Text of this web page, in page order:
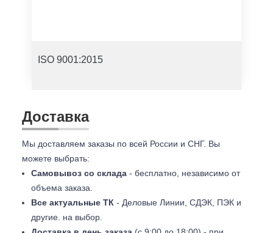
ISO 9001:2015
Доставка
Мы доставляем заказы по всей России и СНГ. Вы
можете выбрать:
Самовывоз со склада - бесплатно, независимо от
объема заказа.
Все актуальные ТК - Деловые Линии, СДЭК, ПЭК и
другие. на выбор.